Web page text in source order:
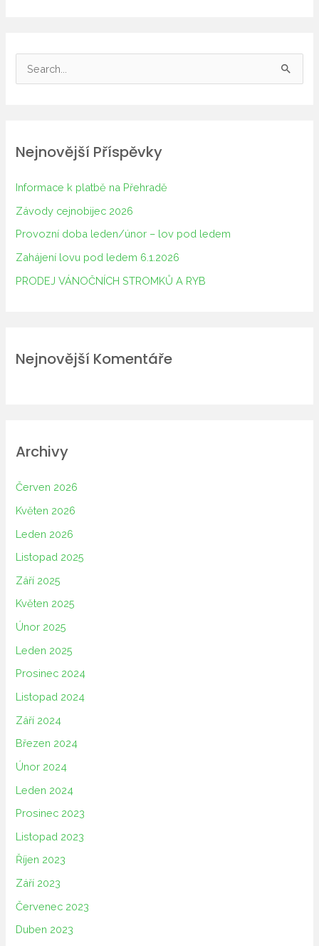
e
t
p
r
o
Nejnovější Příspěvky
Informace k platbě na Přehradě
Závody cejnobijec 2026
Provozní doba leden/únor – lov pod ledem
Zahájení lovu pod ledem 6.1.2026
PRODEJ VÁNOČNÍCH STROMKŮ A RYB
Nejnovější Komentáře
Archivy
Červen 2026
Květen 2026
Leden 2026
Listopad 2025
Září 2025
Květen 2025
Únor 2025
Leden 2025
Prosinec 2024
Listopad 2024
Září 2024
Březen 2024
Únor 2024
Leden 2024
Prosinec 2023
Listopad 2023
Říjen 2023
Září 2023
Červenec 2023
Duben 2023